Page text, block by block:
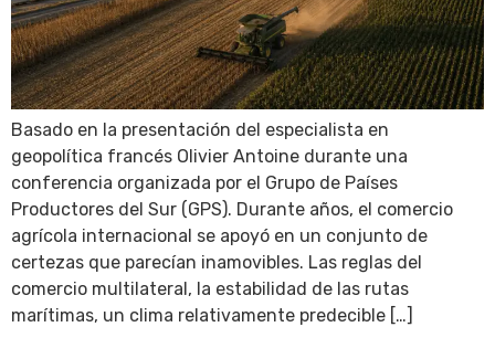
Basado en la presentación del especialista en
geopolítica francés Olivier Antoine durante una
conferencia organizada por el Grupo de Países
Productores del Sur (GPS). Durante años, el comercio
agrícola internacional se apoyó en un conjunto de
certezas que parecían inamovibles. Las reglas del
comercio multilateral, la estabilidad de las rutas
marítimas, un clima relativamente predecible […]